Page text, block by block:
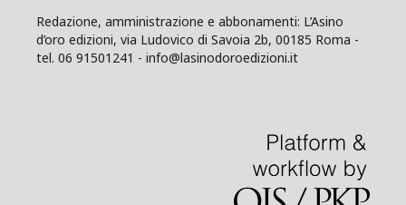
Redazione, amministrazione e abbonamenti: L’Asino
d’oro edizioni, via Ludovico di Savoia 2b, 00185 Roma -
tel. 06 91501241 - info@lasinodoroedizioni.it